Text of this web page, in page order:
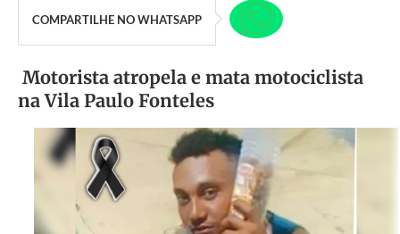
COMPARTILHE NO WHATSAPP
Motorista atropela e mata motociclista
na Vila Paulo Fonteles